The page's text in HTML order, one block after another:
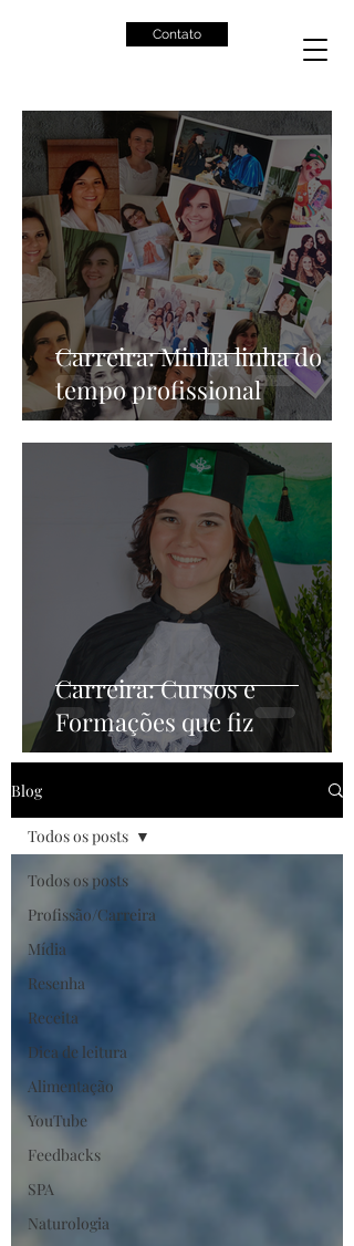
Contato
Carreira: Minha linha do
tempo profissional
Carreira: Cursos e
Formações que fiz
Blog
Todos os posts
Profissão/Carreira
Mídia
Resenha
Receita
Dica de leitura
Alimentação
YouTube
Feedbacks
SPA
Naturologia
Todos os posts